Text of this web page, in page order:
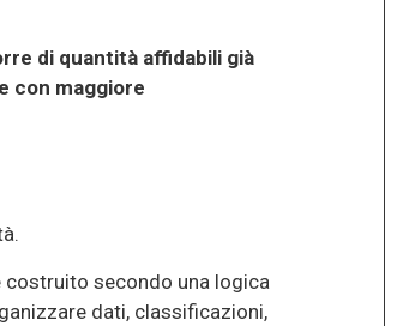
di quantità affidabili già
con maggiore
costruito secondo una logica
dati, classificazioni,